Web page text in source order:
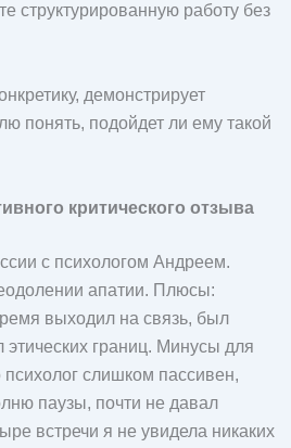
структурированную работу без
демонстрирует
понять, подойдет ли ему такой
критического отзыва
с психологом Андреем.
апатии. Плюсы:
выходил на связь, был
границ. Минусы для
психолог слишком пассивен,
паузы, почти не давал
встречи я не увидела никаких